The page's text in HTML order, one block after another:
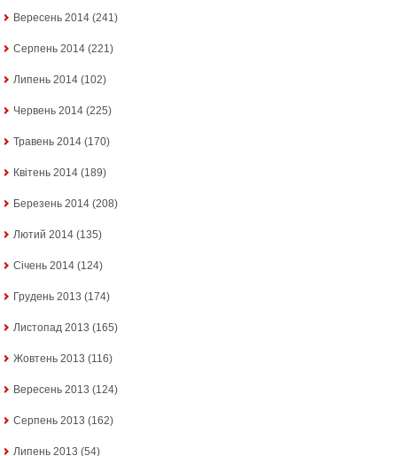
Вересень 2014 (241)
Серпень 2014 (221)
Липень 2014 (102)
Червень 2014 (225)
Травень 2014 (170)
Квітень 2014 (189)
Березень 2014 (208)
Лютий 2014 (135)
Січень 2014 (124)
Грудень 2013 (174)
Листопад 2013 (165)
Жовтень 2013 (116)
Вересень 2013 (124)
Серпень 2013 (162)
Липень 2013 (54)